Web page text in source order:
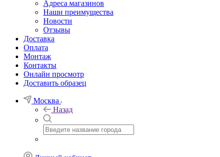
Адреса магазинов
Наши преимущества
Новости
Отзывы
Доставка
Оплата
Монтаж
Контакты
Онлайн просмотр
Доставить образец
Москва
Назад